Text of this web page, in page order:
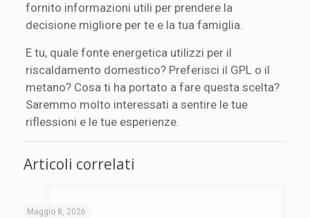
fornito informazioni utili per prendere la
decisione migliore per te e la tua famiglia.
E tu, quale fonte energetica utilizzi per il
riscaldamento domestico? Preferisci il GPL o il
metano? Cosa ti ha portato a fare questa scelta?
Saremmo molto interessati a sentire le tue
riflessioni e le tue esperienze.
Articoli correlati
Maggio 8, 2026